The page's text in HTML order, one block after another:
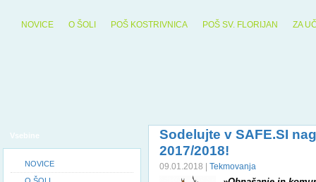
NOVICE O ŠOLI POŠ KOSTRIVNICA POŠ SV. FLORIJAN ZA
Vsebine
NOVICE
Sodelujte v SAFE.SI
2017/2018!
09.01.2018 | Tekmovanja